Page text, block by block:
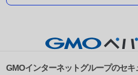
GMOインターネットグループのセ